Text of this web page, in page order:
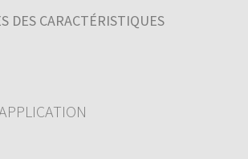
DES CARACTÉRISTIQUES